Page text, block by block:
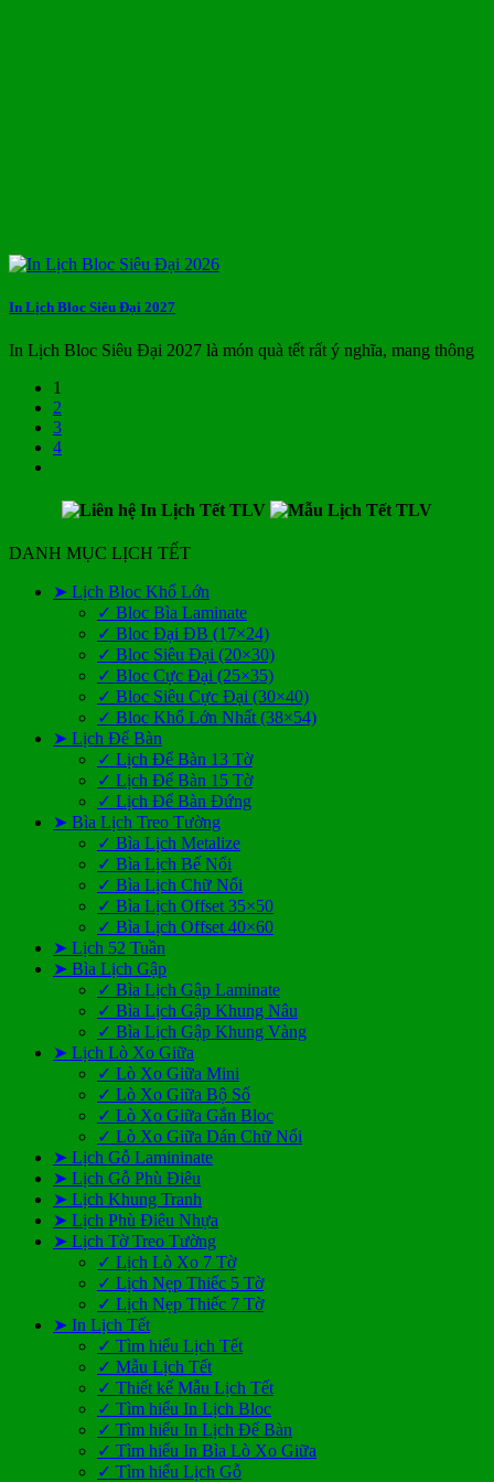
In Lịch Bloc Siêu Đại 2027
In Lịch Bloc Siêu Đại 2027 là món quà tết rất ý nghĩa, mang thông
1
2
3
4
DANH MỤC LỊCH TẾT
➤ Lịch Bloc Khổ Lớn
✓ Bloc Bìa Laminate
✓ Bloc Đại ĐB (17×24)
✓ Bloc Siêu Đại (20×30)
✓ Bloc Cực Đại (25×35)
✓ Bloc Siêu Cực Đại (30×40)
✓ Bloc Khổ Lớn Nhất (38×54)
➤ Lịch Để Bàn
✓ Lịch Để Bàn 13 Tờ
✓ Lịch Để Bàn 15 Tờ
✓ Lịch Để Bàn Đứng
➤ Bìa Lịch Treo Tường
✓ Bìa Lịch Metalize
✓ Bìa Lịch Bế Nổi
✓ Bìa Lịch Chữ Nổi
✓ Bìa Lịch Offset 35×50
✓ Bìa Lịch Offset 40×60
➤ Lịch 52 Tuần
➤ Bìa Lịch Gập
✓ Bìa Lịch Gập Laminate
✓ Bìa Lịch Gập Khung Nâu
✓ Bìa Lịch Gập Khung Vàng
➤ Lịch Lò Xo Giữa
✓ Lò Xo Giữa Mini
✓ Lò Xo Giữa Bộ Số
✓ Lò Xo Giữa Gắn Bloc
✓ Lò Xo Giữa Dán Chữ Nổi
➤ Lịch Gỗ Lamininate
➤ Lịch Gỗ Phù Điêu
➤ Lịch Khung Tranh
➤ Lịch Phù Điêu Nhựa
➤ Lịch Tờ Treo Tường
✓ Lịch Lò Xo 7 Tờ
✓ Lịch Nẹp Thiếc 5 Tờ
✓ Lịch Nẹp Thiếc 7 Tờ
➤ In Lịch Tết
✓ Tìm hiểu Lịch Tết
✓ Mẫu Lịch Tết
✓ Thiết kế Mẫu Lịch Tết
✓ Tìm hiểu In Lịch Bloc
✓ Tìm hiểu In Lịch Để Bàn
✓ Tìm hiểu In Bìa Lò Xo Giữa
✓ Tìm hiểu Lịch Gỗ